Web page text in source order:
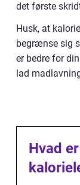
det første
Husk, at
begrænse sig
er bedre for
lad
Hvad